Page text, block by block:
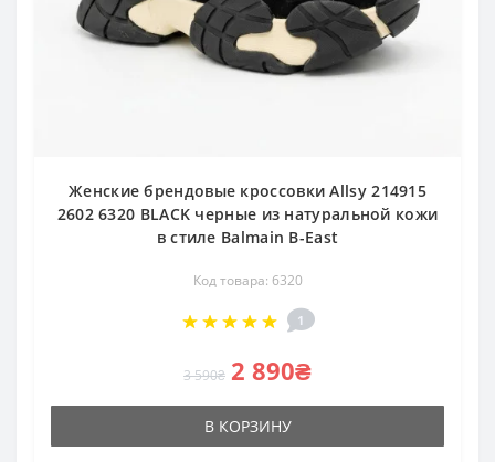
Женские брендовые кроссовки Allsy 214915
2602 6320 BLACK черные из натуральной кожи
в стиле Balmain B-East
Код товара: 6320
1
3 590₴ 2 890₴
В КОРЗИНУ